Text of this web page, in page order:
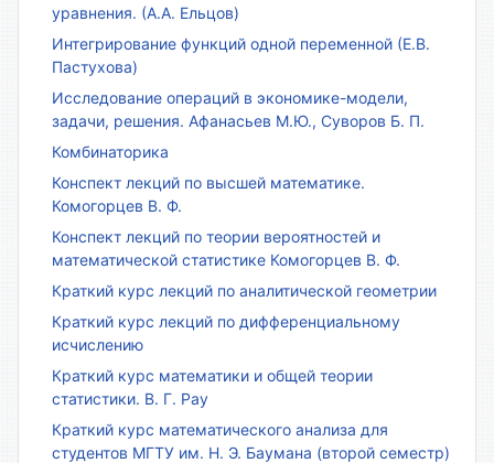
уравнения. (А.А. Ельцов)
Интегрирование функций одной переменной (Е.В.
Пастухова)
Исследование операций в экономике-модели,
задачи, решения. Афанасьев М.Ю., Суворов Б. П.
Комбинаторика
Конспект лекций по высшей математике.
Комогорцев В. Ф.
Конспект лекций по теории вероятностей и
математической статистике Комогорцев В. Ф.
Краткий курс лекций по аналитической геометрии
Краткий курс лекций по дифференциальному
исчислению
Краткий курс математики и общей теории
статистики. В. Г. Рау
Краткий курс математического анализа для
студентов МГТУ им. Н. Э. Баумана (второй семестр)